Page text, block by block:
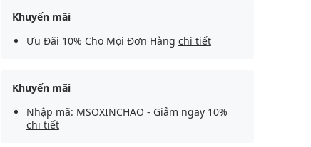
Khuyến mãi
Ưu Đãi 10% Cho Mọi Đơn Hàng chi tiết
Khuyến mãi
Nhập mã: MSOXINCHAO - Giảm ngay 10%
chi tiết